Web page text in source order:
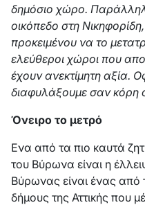
δημόσιο χώρο.
οικόπεδο στη
προκειμένου να το
ελεύθεροι χώροι που
έχουν ανεκτίμητη αξία.
διαφυλάξουμε σαν κόρη
Όνειρο το μετρό
Ενα από τα πιο καυτά
του Βύρωνα είναι η
Βύρωνας είναι ένας από
δήμους της Αττικής που